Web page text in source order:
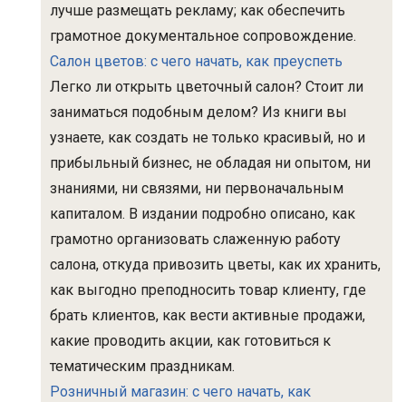
лучше размещать рекламу; как обеспечить
грамотное документальное сопровождение.
Салон цветов: с чего начать, как преуспеть
Легко ли открыть цветочный салон? Стоит ли
заниматься подобным делом? Из книги вы
узнаете, как создать не только красивый, но и
прибыльный бизнес, не обладая ни опытом, ни
знаниями, ни связями, ни первоначальным
капиталом. В издании подробно описано, как
грамотно организовать слаженную работу
салона, откуда привозить цветы, как их хранить,
как выгодно преподносить товар клиенту, где
брать клиентов, как вести активные продажи,
какие проводить акции, как готовиться к
тематическим праздникам.
Розничный магазин: с чего начать, как